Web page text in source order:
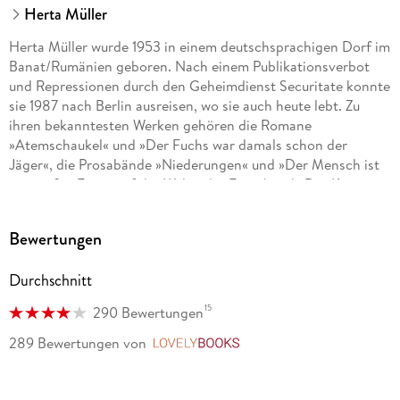
Herta Müller
Herta Müller wurde 1953 in einem deutschsprachigen Dorf im
Banat/Rumänien geboren. Nach einem Publikationsverbot
und Repressionen durch den Geheimdienst Securitate konnte
sie 1987 nach Berlin ausreisen, wo sie auch heute lebt. Zu
ihren bekanntesten Werken gehören die Romane
»Atemschaukel« und »Der Fuchs war damals schon der
Jäger«, die Prosabände »Niederungen« und »Der Mensch ist
ein großer Fasan auf der Welt«, der Essayband »Der König
Mokkatassen«, »Vater telefoniert mit den Fliegen« und »Im
wurde sie 1998 mit dem Impac Dublin Literary Award
ausgezeichnet, dem weltweit höchstdotierten Literaturpreis
für ein einzelnes Werk. Nach zahlreichen weiteren Ehrungen
erhielt sie 2009 den Nobelpreis für Literatur.
Bewertungen
Durchschnitt
290 Bewertungen15
289 Bewertungen von